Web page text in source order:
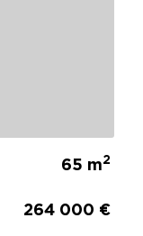
65 m2
264 000 €